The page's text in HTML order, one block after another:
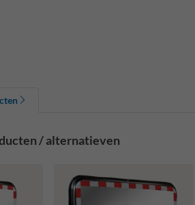
/ alternatieven